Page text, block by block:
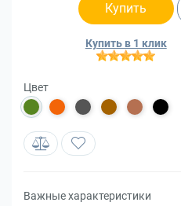
Купить
Купить в 1 клик
Цвет
Важные характеристики